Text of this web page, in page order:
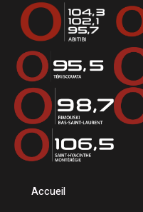
Accueil